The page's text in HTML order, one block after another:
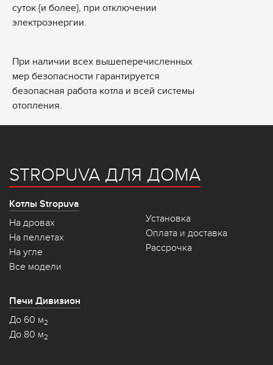
суток {и более}, при отключении
электроэнергии.
При наличии всех вышеперечисленных
мер безопасности гарантируется
безопасная работа котла и всей системы
отопления.
STROPUVA ДЛЯ ДОМА
Котлы Stropuva
На дровах
На пеллетах
На угле
Все модели
Установка
Оплата и доставка
Рассрочка
Печи Дивизион
До 60 м2
До 80 м2